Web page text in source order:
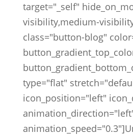
target="_self"
visibility,medium-
class="button-blog"
type="flat"
icon_position="left"